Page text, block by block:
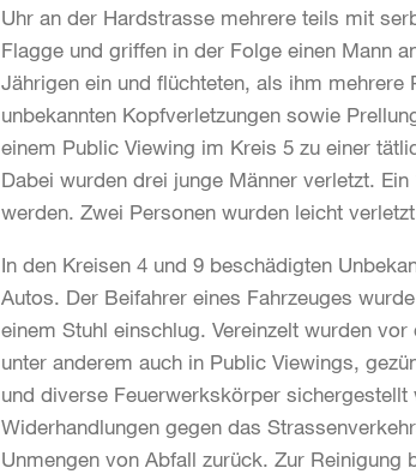
Uhr an der Hardstrasse mehrere teils mit
Flagge und griffen in der Folge einen Mann
Jährigen ein und flüchteten, als ihm
unbekannten Kopfverletzungen sowie
einem Public Viewing im Kreis 5 zu einer
Dabei wurden drei junge Männer verletzt.
werden. Zwei Personen wurden leicht
In den Kreisen 4 und 9 beschädigten
Autos. Der Beifahrer eines Fahrzeuges
einem Stuhl einschlug. Vereinzelt wurden
unter anderem auch in Public Viewings,
und diverse Feuerwerkskörper
Widerhandlungen gegen das
Unmengen von Abfall zurück. Zur